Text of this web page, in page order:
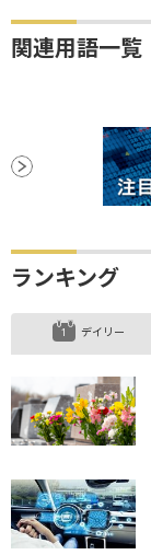
関連用語一覧
ランキング
デイリー